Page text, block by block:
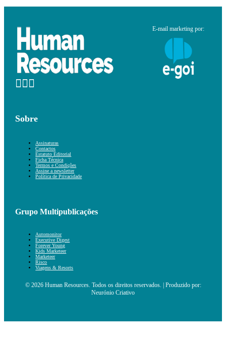
E-mail marketing por:
Sobre
Assinaturas
Contactos
Estatuto Editorial
Ficha Técnica
Termos e Condições
Assine a newsletter
Política de Privacidade
Grupo Multipublicações
Automonitor
Executive Digest
Forever Young
Kids Marketeer
Marketeer
Risco
Viagens & Resorts
© 2026 Human Resources. Todos os direitos reservados. | Produzido por:
Neurónio Criativo